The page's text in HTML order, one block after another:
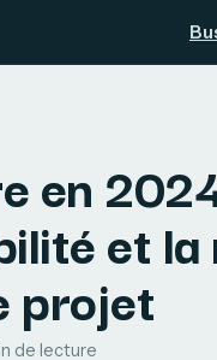
en
et
projet
de lecture